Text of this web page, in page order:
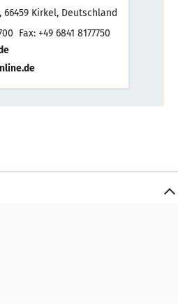
66459 Kirkel, Deutschland
Fax: +49 6841 8177750